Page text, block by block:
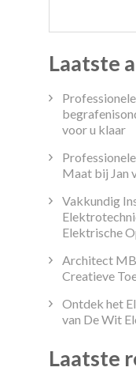
Laatste
voor u klaar
Maat bij Jan
Vakkundig
Elektrische
Architect
Creatieve
Ontdek het
van De Wit
Laatste